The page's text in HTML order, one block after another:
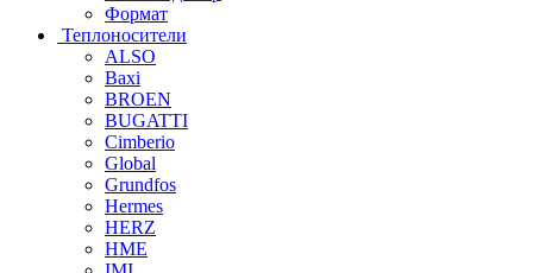
Формат
Теплоносители
ALSO
Baxi
BROEN
BUGATTI
Cimberio
Global
Grundfos
Hermes
HERZ
HME